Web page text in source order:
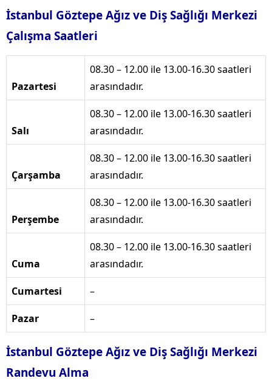
İstanbul Göztepe Ağız ve Diş Sağlığı Merkezi
Çalışma Saatleri
Pazartesi
08.30 – 12.00 ile 13.00-16.30 saatleri
arasındadır.
Salı
08.30 – 12.00 ile 13.00-16.30 saatleri
arasındadır.
Çarşamba
08.30 – 12.00 ile 13.00-16.30 saatleri
arasındadır.
Perşembe
08.30 – 12.00 ile 13.00-16.30 saatleri
arasındadır.
Cuma
08.30 – 12.00 ile 13.00-16.30 saatleri
arasındadır.
Cumartesi –
Pazar –
İstanbul Göztepe Ağız ve Diş Sağlığı Merkezi
Randevu Alma